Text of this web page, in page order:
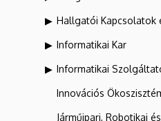
Hallgatói Kapcsolatok
Informatikai Kar
Informatikai
Innovációs
Járműipari, Robotikai